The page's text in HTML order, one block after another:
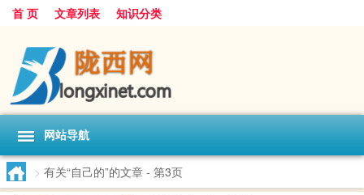
首 页 文章列表 知识分类
网站导航
> 有关“自己的”的文章 - 第3页